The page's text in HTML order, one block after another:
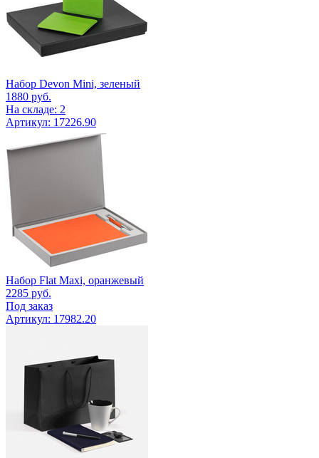
Набор Devon Mini, зеленый
1880 руб.
На складе: 2
Артикул: 17226.90
Набор Flat Maxi, оранжевый
2285 руб.
Под заказ
Артикул: 17982.20